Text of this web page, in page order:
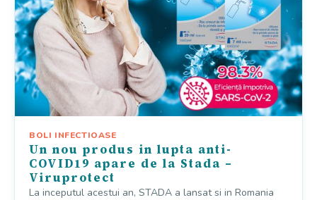
BOLI INFECTIOASE
Un nou produs in lupta anti-
COVID19 apare de la Stada –
Viruprotect
La inceputul acestui an, STADA a lansat si in Romania